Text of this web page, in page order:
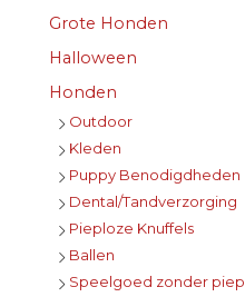
Grote Honden
Halloween
Honden
Outdoor
Kleden
Puppy Benodigdheden
Dental/Tandverzorging
Pieploze Knuffels
Ballen
Speelgoed zonder piep